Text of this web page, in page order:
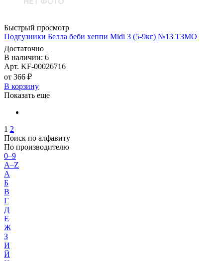
Быстрый просмотр
Подгузники Белла беби хеппи Midi 3 (5-9кг) №13 ТЗМО
Достаточно
В наличии: 6
Арт. KF-00026716
от 366 ₽
В корзину
Показать еще
1 2
Поиск по алфавиту
По производителю
0–9
A–Z
А
Б
В
Г
Д
Е
Ж
З
И
Й